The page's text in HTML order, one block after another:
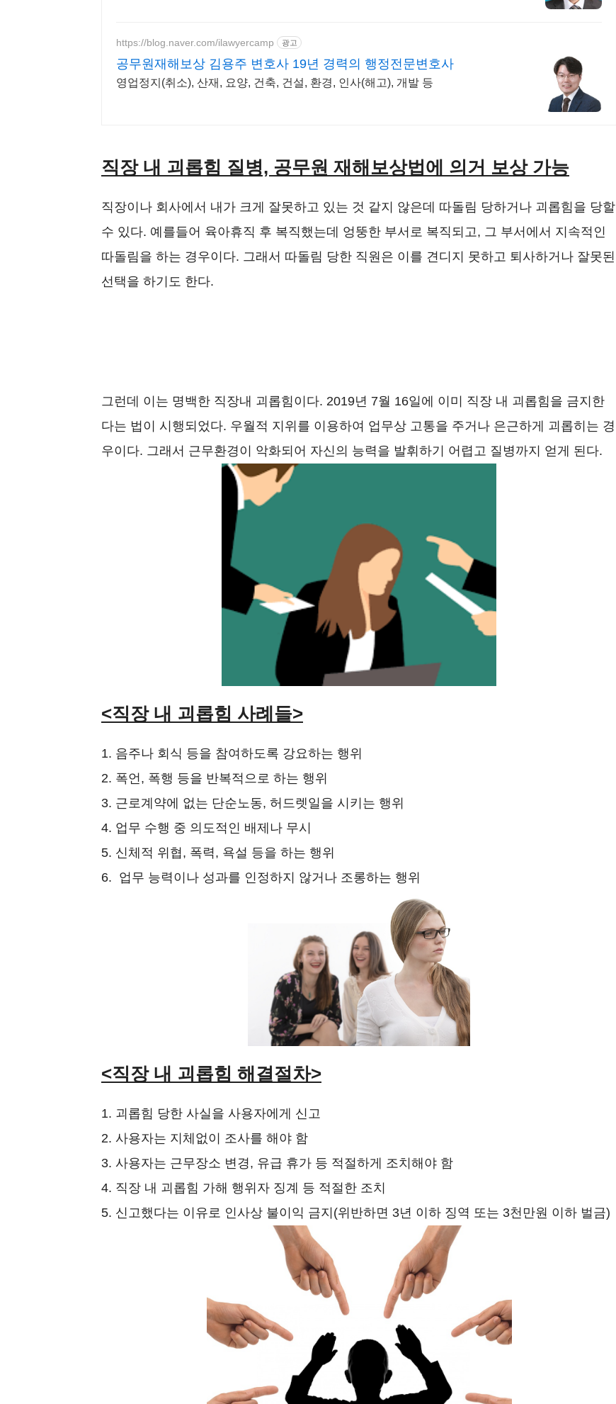
https://blog.naver.com/ilawyercamp 광고
공무원재해보상 김용주 변호사 19년 경력의 행정전문변호사
영업정지(취소), 산재, 요양, 건축, 건설, 환경, 인사(해고), 개발 등
직장 내 괴롭힘 질병, 공무원 재해보상법에 의거 보상 가능
직장이나 회사에서 내가 크게 잘못하고 있는 것 같지 않은데 따돌림 당하거나 괴롭힘을 당할
수 있다. 예를들어 육아휴직 후 복직했는데 엉뚱한 부서로 복직되고, 그 부서에서 지속적인
따돌림을 하는 경우이다. 그래서 따돌림 당한 직원은 이를 견디지 못하고 퇴사하거나 잘못된
선택을 하기도 한다.
그런데 이는 명백한 직장내 괴롭힘이다. 2019년 7월 16일에 이미 직장 내 괴롭힘을 금지한
다는 법이 시행되었다. 우월적 지위를 이용하여 업무상 고통을 주거나 은근하게 괴롭히는 경
우이다. 그래서 근무환경이 악화되어 자신의 능력을 발휘하기 어렵고 질병까지 얻게 된다.
<직장 내 괴롭힘 사례들>
1. 음주나 회식 등을 참여하도록 강요하는 행위
2. 폭언, 폭행 등을 반복적으로 하는 행위
3. 근로계약에 없는 단순노동, 허드렛일을 시키는 행위
4. 업무 수행 중 의도적인 배제나 무시
5. 신체적 위협, 폭력, 욕설 등을 하는 행위
6. 업무 능력이나 성과를 인정하지 않거나 조롱하는 행위
<직장 내 괴롭힘 해결절차>
1. 괴롭힘 당한 사실을 사용자에게 신고
2. 사용자는 지체없이 조사를 해야 함
3. 사용자는 근무장소 변경, 유급 휴가 등 적절하게 조치해야 함
4. 직장 내 괴롭힘 가해 행위자 징계 등 적절한 조치
5. 신고했다는 이유로 인사상 불이익 금지(위반하면 3년 이하 징역 또는 3천만원 이하 벌금)